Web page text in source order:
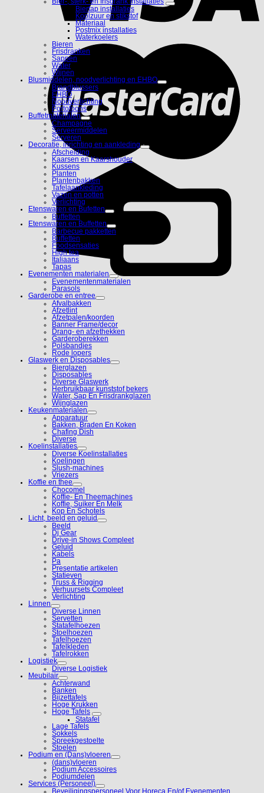
Biertap installaties
Koolzuur en stikstof
Materiaal
Postmix installaties
Waterkoelers
Bieren
Frisdranken
Sappen
Water
Wijnen
Blusmiddelen, noodverlichting en EHBO
Brandblussers
EHBO
Noodverlichting
Portofoons
Buffetmaterialen
Champagne
Serveermiddelen
Serveren
Decoratie, inrichting en aankleding
Afscheiding
Kaarsen en Kaarshouder
Kussens
Planten
Plantenbakken
Tafelaankleding
Vazen en potten
Verlichting
Etenswaren en Bufetten
Buffetten
Etenswaren en Buffetten
Barbecue pakketten
Buffetten
Foodsensaties
High tea
Italiaans
Tapas
Evenementen materialen
Evenementenmaterialen
Parasols
Garderobe en entree
Afvalbakken
Afzetlint
Afzetpalen/koorden
Banner Frame/decor
Drang- en afzethekken
Garderoberekken
Polsbandjes
Rode lopers
Glaswerk en Disposables
Bierglazen
Disposables
Diverse Glaswerk
Herbruikbaar kunststof bekers
Water, Sap En Frisdrankglazen
Wijnglazen
Keukenmaterialen
Apparatuur
Bakken, Braden En Koken
Chafing Dish
Diverse
Koelinstallaties
Diverse Koelinstallaties
Koelingen
Slush-machines
Vriezers
Koffie en thee
Chocomel
Koffie- En Theemachines
Koffie, Suiker En Melk
Kop En Schotels
Licht, beeld en geluid
Beeld
Dj Gear
Drive-in Shows Compleet
Geluid
Kabels
Pa
Presentatie artikelen
Statieven
Truss & Rigging
Verhuursets Compleet
Verlichting
Linnen
Diverse Linnen
Servetten
Statafelhoezen
Stoelhoezen
Tafelhoezen
Tafelkleden
Tafelrokken
Logistiek
Diverse Logistiek
Meubilair
Achterwand
Banken
Bijzettafels
Hoge Krukken
Hoge Tafels
Statafel
Lage Tafels
Sokkels
Spreekgestoelte
Stoelen
Podium en (Dans)vloeren
(dans)vloeren
Podium Accessoires
Podiumdelen
Services (Personeel)
Beveiligingspersoneel Voor Horeca En/of Evenementen